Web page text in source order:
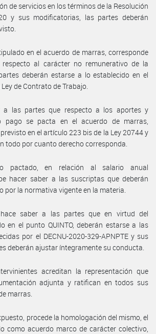
de servicios en los términos de la Resolución
y sus modificatorias, las partes deberán
en el acuerdo de marras, corresponde
al carácter no remunerativo de la
deberán estarse a lo establecido en el
de Contrato de Trabajo.
a las partes que respecto a los aportes y
pago se pacta en el acuerdo de marras,
en el artículo 223 bis de la Ley 20744 y
todo por cuanto derecho corresponda.
pactado, en relación al salario anual
hacer saber a las suscriptas que deberán
por la normativa vigente en la materia.
saber a las partes que en virtud del
en el punto QUINTO, deberán estarse a las
por el DECNU-2020-329-APNPTE y sus
deberán ajustar íntegramente su conducta.
acreditan la representación que
adjunta y ratifican en todos sus
marras.
procede la homologación del mismo, el
como acuerdo marco de carácter colectivo,